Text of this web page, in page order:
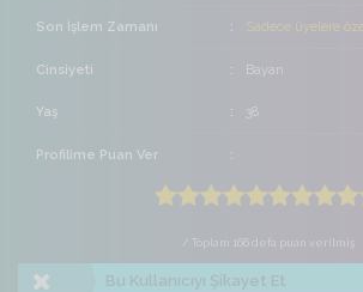
Son İşlem Zamanı Sadece üyelere özel
Cinsiyeti Bayan
Yaş 38
Profilime Puan Ver
/ Toplam 166 defa puan verilmiş
Bu Kullanıcıyı Şikayet Et